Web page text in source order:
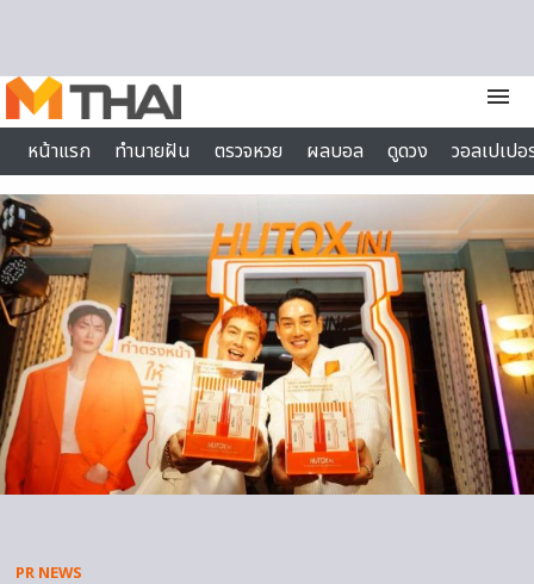
menu
หน้าแรก
ทำนายฝัน ตรวจหวย ผลบอล ดูดวง
วอลเปเป
ไลฟ์สไตล์
PR NEWS